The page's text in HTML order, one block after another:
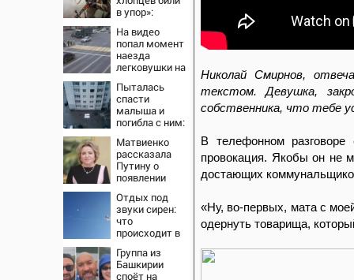
в упор»:
Дружковка
стала
могильником
для «птах
Мадьяра»
На видео
попал момент
наезда
легковушки на
где
пострадали
минимум
восемь
человек
06/08/2026 –
Новости
Пыталась
спасти
малыша и
погибла с ним:
разбилась
насмерть на
глазах у детей
06/08/2026 –
Новости
Матвиенко
рассказала
Путину о
появлении
семью и
детей у
российских
студентов
Отдых под
звуки сирен:
что
происходит в
массированных
атак
Группа из
Башкирии
споёт на
Николай Смирнов,
текстом. Девушка,
собственника, что тебе
В телефонном разговоре
провокация. Якобы он не
достающих
«Ну, во-первых, мата с
одернуть товарища,